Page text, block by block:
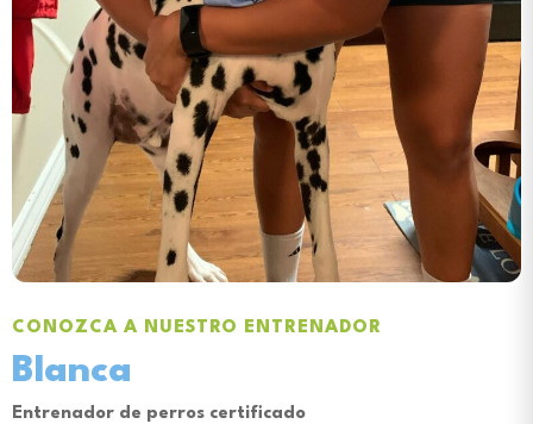
CONOZCA A NUESTRO ENTRENADOR
Blanca
Entrenador de perros certificado